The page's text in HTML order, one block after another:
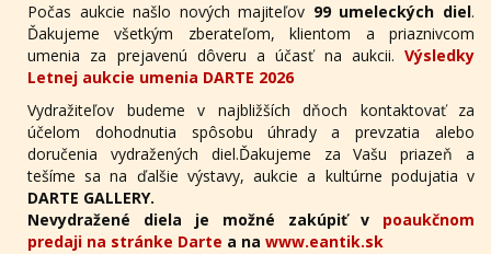
Počas aukcie našlo nových majiteľov 99 umeleckých diel.
Ďakujeme všetkým zberateľom, klientom a priaznivcom
umenia za prejavenú dôveru a účasť na aukcii. Výsledky
Letnej aukcie umenia DARTE 2026
Vydražiteľov budeme v najbližších dňoch kontaktovať za
účelom dohodnutia spôsobu úhrady a prevzatia alebo
doručenia vydražených diel.Ďakujeme za Vašu priazeň a
tešíme sa na ďalšie výstavy, aukcie a kultúrne podujatia v
DARTE GALLERY.
Nevydražené diela je možné zakúpiť v poaukčnom
predaji na stránke Darte a na www.eantik.sk